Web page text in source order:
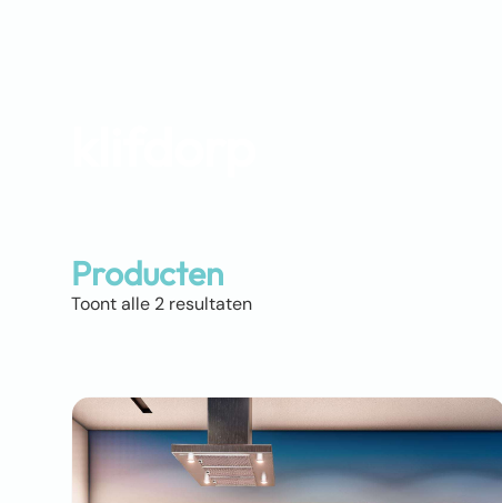
Producten
Toont alle 2 resultaten